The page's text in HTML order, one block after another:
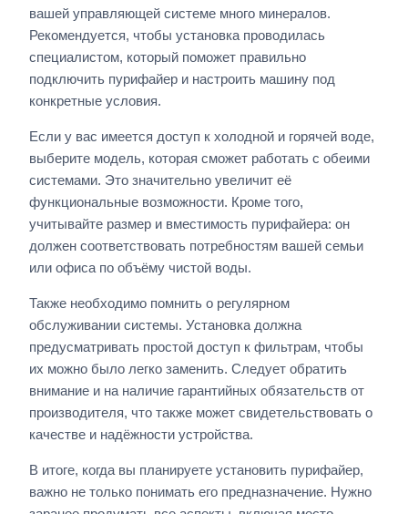
вашей управляющей системе много минералов.
Рекомендуется, чтобы установка проводилась
специалистом, который поможет правильно
подключить пурифайер и настроить машину под
конкретные условия.
Если у вас имеется доступ к холодной и горячей воде,
выберите модель, которая сможет работать с обеими
системами. Это значительно увеличит её
функциональные возможности. Кроме того,
учитывайте размер и вместимость пурифайера: он
должен соответствовать потребностям вашей семьи
или офиса по объёму чистой воды.
Также необходимо помнить о регулярном
обслуживании системы. Установка должна
предусматривать простой доступ к фильтрам, чтобы
их можно было легко заменить. Следует обратить
внимание и на наличие гарантийных обязательств от
производителя, что также может свидетельствовать о
качестве и надёжности устройства.
В итоге, когда вы планируете установить пурифайер,
важно не только понимать его предназначение. Нужно